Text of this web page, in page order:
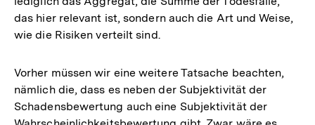
das hier relevant ist, sondern auch die Art und Weise,
wie die Risiken verteilt sind.
Vorher müssen wir eine weitere Tatsache beachten,
nämlich die, dass es neben der Subjektivität der
Schadensbewertung auch eine Subjektivität der